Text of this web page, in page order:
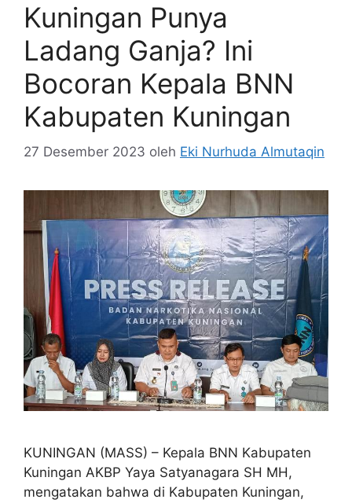
Kuningan Punya
Ladang Ganja? Ini
Bocoran Kepala BNN
Kabupaten Kuningan
27 Desember 2023 oleh Eki Nurhuda Almutaqin
KUNINGAN (MASS) – Kepala BNN Kabupaten
Kuningan AKBP Yaya Satyanagara SH MH,
mengatakan bahwa di Kabupaten Kuningan,